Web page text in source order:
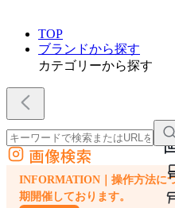
TOP
ブランドから探す
カテゴリーから探す
外部サイトの商品をカートに追加
他のサイトで見つけた商品ページのURLを貼り
画像検索
INFORMATION｜操作方法に
期開催しております。